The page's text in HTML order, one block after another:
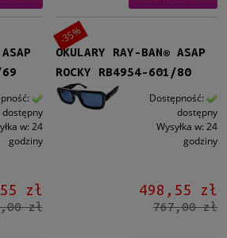
Filtruj
dostępny
w: 24
godziny
zł
zł
OKULARY RAY-BAN® ASAP
ROCKY RB4954-601/80
Dostępność:
dostępny
Wysyłka w: 24
godziny
498,55 zł
767,00 zł
-35%